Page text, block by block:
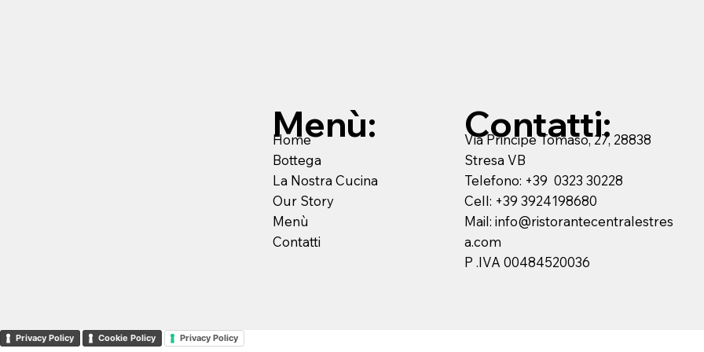
Menù:
Home
Bottega
La Nostra Cucina
Our Story
Menù
Contatti
Contatti:
Via Principe Tomaso, 27, 28838
Stresa VB
Telefono: +39 0323 30228
Cell: +39 3924198680
Mail:info@ristorantecentralestres
a.com
P .IVA 00484520036
Privacy Policy Cookie Policy Privacy Policy